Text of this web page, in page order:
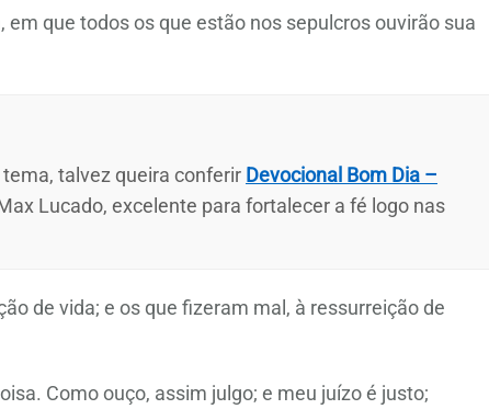
que todos os que estão nos sepulcros ouvirão sua
talvez queira conferir Devocional Bom Dia –
Lucado, excelente para fortalecer a fé logo nas
de vida; e os que fizeram mal, à ressurreição de
Como ouço, assim julgo; e meu juízo é justo;